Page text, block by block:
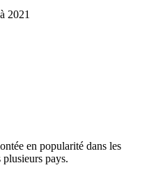
à 2021
en popularité dans les
plusieurs pays.